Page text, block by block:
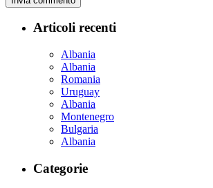
Articoli recenti
Albania
Albania
Romania
Uruguay
Albania
Montenegro
Bulgaria
Albania
Categorie